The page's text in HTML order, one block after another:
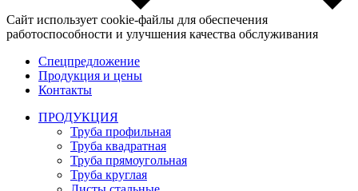
Сайт использует cookie-файлы для обеспечения
работоспособности и улучшения качества обслуживания
Спецпредложение
Продукция и цены
Контакты
ПРОДУКЦИЯ
Труба профильная
Труба квадратная
Труба прямоугольная
Труба круглая